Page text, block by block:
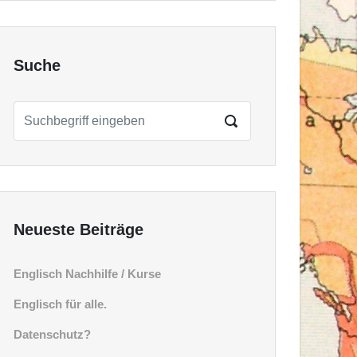
Suche
Neueste Beiträge
Englisch Nachhilfe / Kurse
Englisch für alle.
Datenschutz?